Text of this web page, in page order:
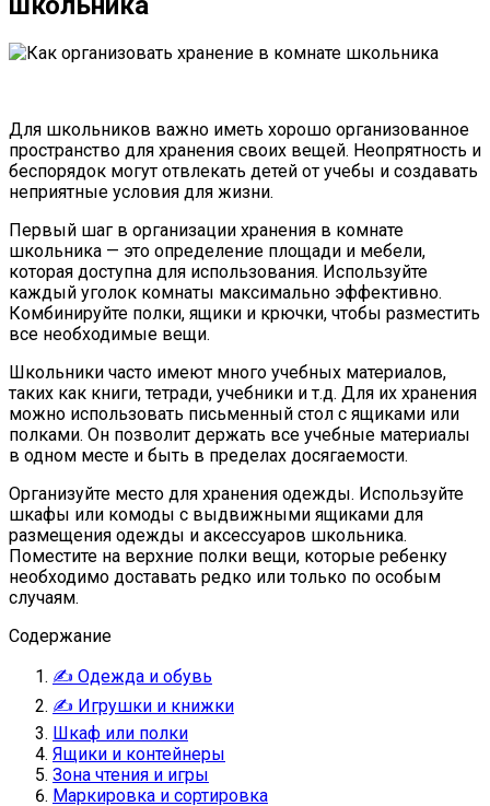
Для школьников важно иметь хорошо организованное
пространство для хранения своих вещей. Неопрятность и
беспорядок могут отвлекать детей от учебы и создавать
неприятные условия для жизни.
Первый шаг в организации хранения в комнате
школьника — это определение площади и мебели,
которая доступна для использования. Используйте
каждый уголок комнаты максимально эффективно.
Комбинируйте полки, ящики и крючки, чтобы разместить
все необходимые вещи.
Школьники часто имеют много учебных материалов,
таких как книги, тетради, учебники и т.д. Для их хранения
можно использовать письменный стол с ящиками или
полками. Он позволит держать все учебные материалы
в одном месте и быть в пределах досягаемости.
Организуйте место для хранения одежды. Используйте
шкафы или комоды с выдвижными ящиками для
размещения одежды и аксессуаров школьника.
Поместите на верхние полки вещи, которые ребенку
необходимо доставать редко или только по особым
случаям.
Содержание
✍ Одежда и обувь
✍ Игрушки и книжки
Шкаф или полки
Ящики и контейнеры
Зона чтения и игры
Маркировка и сортировка